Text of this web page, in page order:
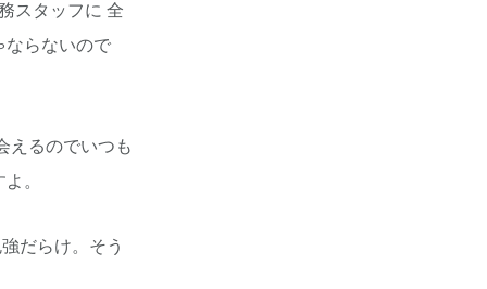
スタッフに 全
ならないので
えるのでいつも
。
だらけ。そう